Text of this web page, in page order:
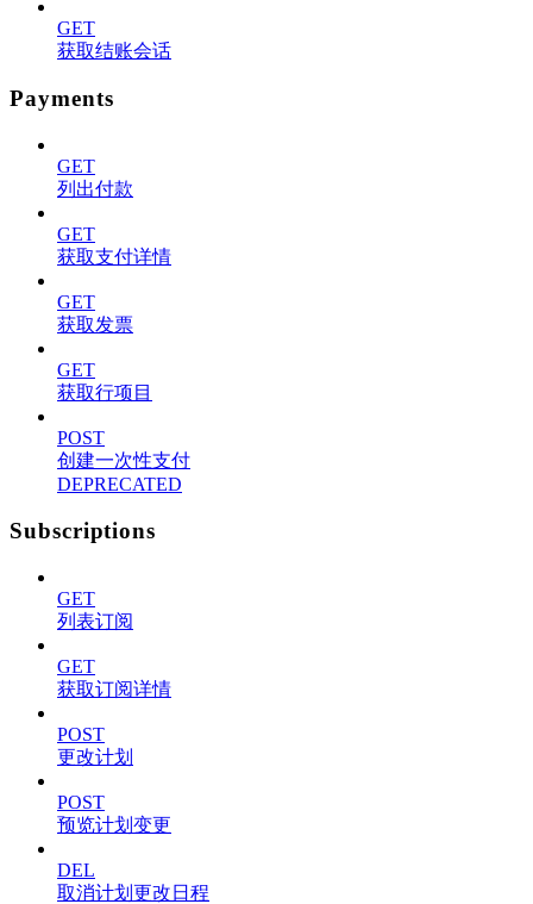
GET
获取结账会话
Payments
GET
列出付款
GET
获取支付详情
GET
获取发票
GET
获取行项目
POST
创建一次性支付
DEPRECATED
Subscriptions
GET
列表订阅
GET
获取订阅详情
POST
更改计划
POST
预览计划变更
DEL
取消计划更改日程